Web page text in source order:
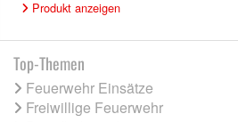
Produkt anzeigen
Top-Themen
Feuerwehr Einsätze
Freiwillige Feuerwehr